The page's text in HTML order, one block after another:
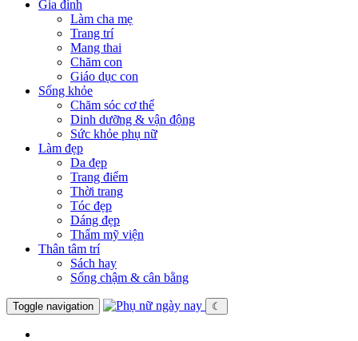
Gia đình
Làm cha mẹ
Trang trí
Mang thai
Chăm con
Giáo dục con
Sống khỏe
Chăm sóc cơ thể
Dinh dưỡng & vận động
Sức khỏe phụ nữ
Làm đẹp
Da đẹp
Trang điểm
Thời trang
Tóc đẹp
Dáng đẹp
Thẩm mỹ viện
Thân tâm trí
Sách hay
Sống chậm & cân bằng
Toggle navigation ☾